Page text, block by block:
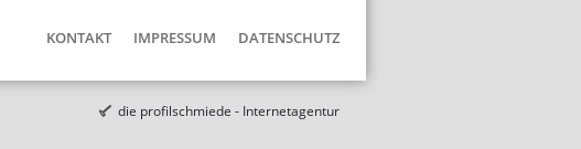
KONTAKT IMPRESSUM DATENSCHUTZ
die profilschmiede - Internetagentur